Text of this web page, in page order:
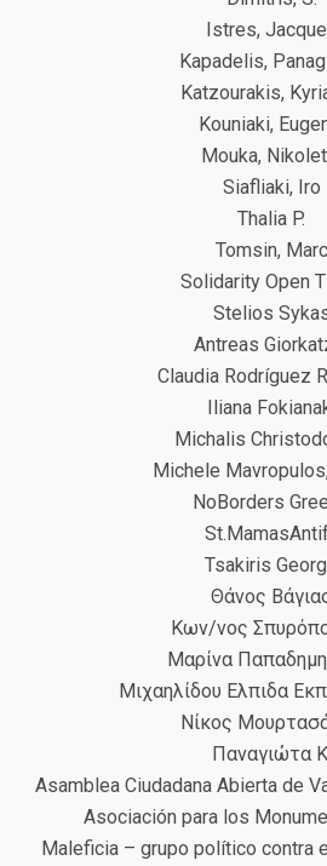
Istres,
Kapadelis,
Katzourakis,
Kouniaki,
Mouka,
Siafliaki, Iro
Thalia P.
Tomsin, Marc
Solidarity Open
Stelios
Antreas
Claudia Rodríguez
Iliana
Michalis
Michele
NoBorders
Tsakiris
Θάνος
Κων/νος
Μαρίνα
Μιχαηλίδου Ελπιδα
Νίκος
Παναγιώτα
Asamblea Ciudadana Abierta de
Asociación para los
Maleficia – grupo político contra